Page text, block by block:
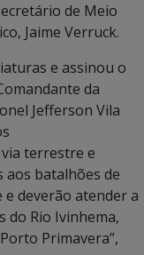
de Meio
Jaime Verruck.
e assinou o
da
Jefferson Vila
terrestre e
aos batalhões de
e deverão atender a
do Rio Ivinhema,
Primavera”,